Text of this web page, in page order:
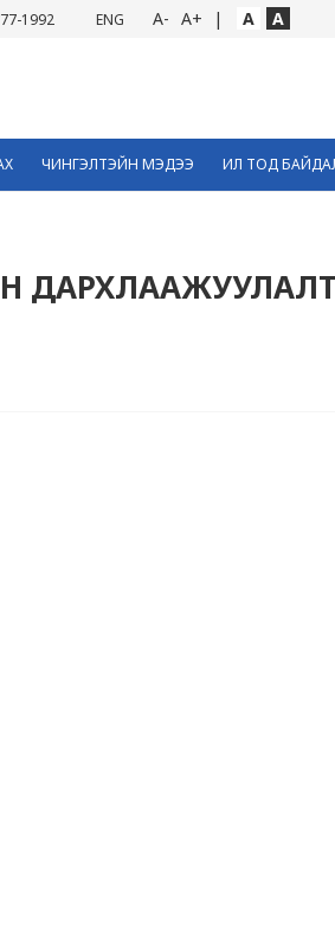
1992 ENG A- A+ | A A
ЧИНГЭЛТЭЙН МЭДЭЭ ИЛ ТОД